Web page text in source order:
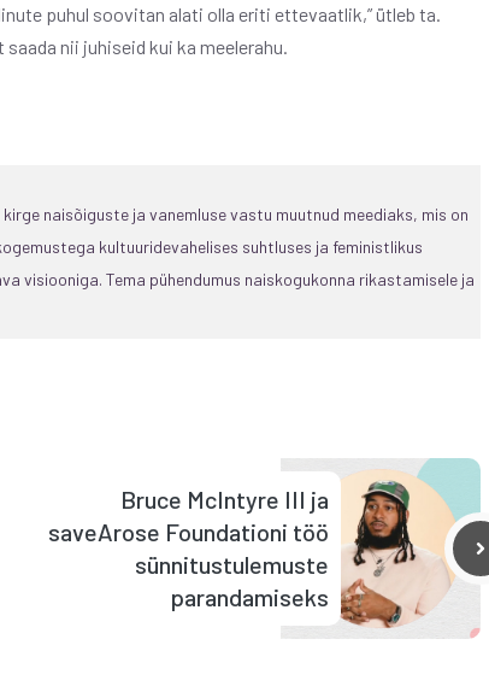
puhul soovitan alati olla eriti ettevaatlik,” ütleb ta.
nii juhiseid kui ka meelerahu.
naisõiguste ja vanemluse vastu muutnud meediaks, mis on
kultuuridevahelises suhtluses ja feministlikus
visiooniga. Tema pühendumus naiskogukonna rikastamisele ja
Bruce McIntyre III ja
saveArose Foundationi töö
sünnitustulemuste
parandamiseks